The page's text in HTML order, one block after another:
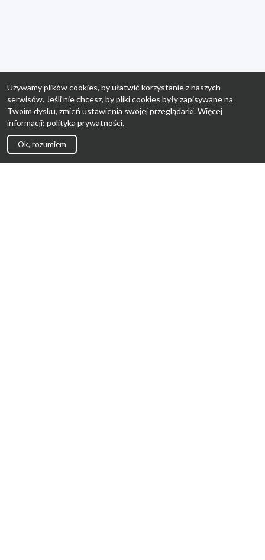
Używamy plików cookies, by ułatwić korzystanie z naszych
serwisów. Jeśli nie chcesz, by pliki cookies były zapisywane na
Twoim dysku, zmień ustawienia swojej przeglądarki. Więcej
informacji: polityka prywatności.
Ok, rozumiem